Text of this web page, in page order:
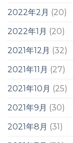
2022年2月 (20)
2022年1月 (20)
2021年12月 (32)
2021年11月 (27)
2021年10月 (25)
2021年9月 (30)
2021年8月 (31)